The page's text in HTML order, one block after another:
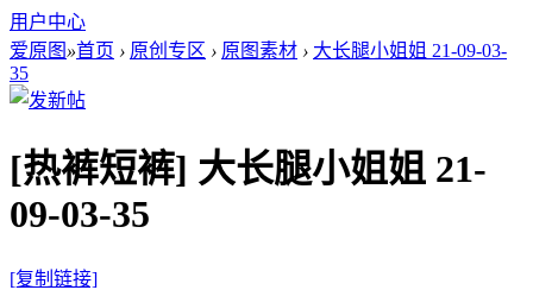
用户中心
爱原图 »首页 › 原创专区 › 原图素材 › 大长腿小姐姐 21-09-03-
35
[热裤短裤] 大长腿小姐姐 21-
09-03-35
[复制链接]